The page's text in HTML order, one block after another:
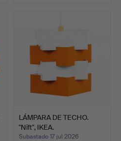
LÁMPARA DE TECHO.
"Nift", IKEA.
Subastado 17 jul 2026